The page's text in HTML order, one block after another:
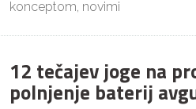
konceptom, novimi
12 tečajev joge na
polnjenje baterij